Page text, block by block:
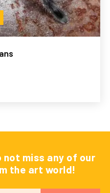
not miss any of our
the art world!